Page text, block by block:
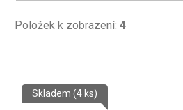
Položek k zobrazení: 4
Skladem (4 ks)